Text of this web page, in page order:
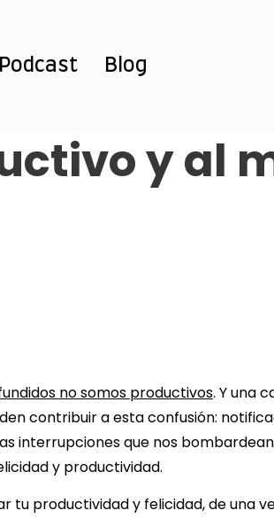
Podcast Blog
y al
no somos productivos. Y una
contribuir a esta confusión:
interrupciones que nos
y productividad.
productividad y felicidad, de una